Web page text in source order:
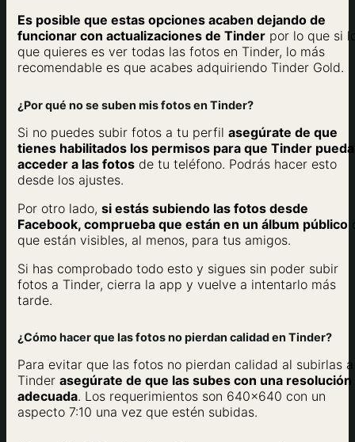
Es posible que estas opciones acaben dejando de
funcionar con actualizaciones de Tinder por lo que si
que quieres es ver todas las fotos en Tinder, lo más
recomendable es que acabes adquiriendo Tinder Gold.
¿Por qué no se suben mis fotos en Tinder?
Si no puedes subir fotos a tu perfil asegúrate de que
tienes habilitados los permisos para que Tinder pueda
acceder a las fotos de tu teléfono. Podrás hacer esto
desde los ajustes.
Por otro lado, si estás subiendo las fotos desde
Facebook, comprueba que están en un álbum público
que están visibles, al menos, para tus amigos.
Si has comprobado todo esto y sigues sin poder subir
fotos a Tinder, cierra la app y vuelve a intentarlo más
tarde.
¿Cómo hacer que las fotos no pierdan calidad en Tinder?
Para evitar que las fotos no pierdan calidad al subirlas a
Tinder asegúrate de que las subes con una resolución
adecuada. Los requerimientos son 640×640 con un
aspecto 7:10 una vez que estén subidas.